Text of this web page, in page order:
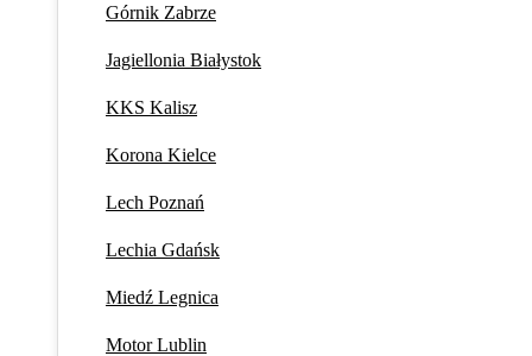
Górnik Zabrze
Jagiellonia Białystok
KKS Kalisz
Korona Kielce
Lech Poznań
Lechia Gdańsk
Miedź Legnica
Motor Lublin